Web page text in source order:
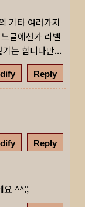
기타 여러가지
글에선가 라벨
는 합니다만...
Reply
Reply
요 ^^;;